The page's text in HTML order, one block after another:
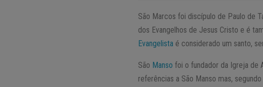
São Marcos foi discípulo de Paulo de
dos Evangelhos de Jesus Cristo e é
Evangelista é considerado um santo,
São Manso foi o fundador da Igreja de
referências a São Manso mas,